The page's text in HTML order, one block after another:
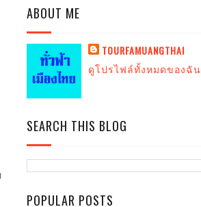
ABOUT ME
TOURFAMUANGTHAI
ดูโปรไฟล์ทั้งหมดของฉัน
SEARCH THIS BLOG
POPULAR POSTS